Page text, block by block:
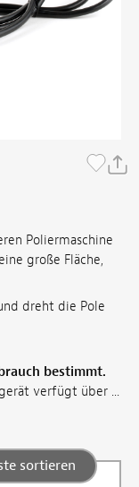
Poliermaschine
große Fläche,
dreht die Pole
bestimmt.
verfügt über ...
sortieren